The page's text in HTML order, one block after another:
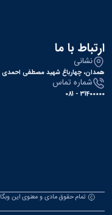
ارتباط با ما
نشانی
همدان، چهارباغ شهید مصطفی احمدی
شماره تماس
31400000 - 081
تمام حقوق مادی و معنوی این